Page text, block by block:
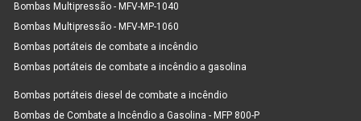
Bombas Multipressão - MFV-MP-1040
Bombas Multipressão - MFV-MP-1060
Bombas portáteis de combate a incêndio
Bombas portáteis de combate a incêndio a gasolina
Bombas portáteis diesel de combate a incêndio
Bombas de Combate a Incêndio a Gasolina - MFP 800-P